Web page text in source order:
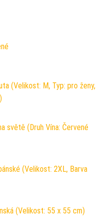
(Velikost: M, Typ: pro ženy,
světě (Druh Vína: Červené
(Velikost: 2XL, Barva
(Velikost: 55 x 55 cm)